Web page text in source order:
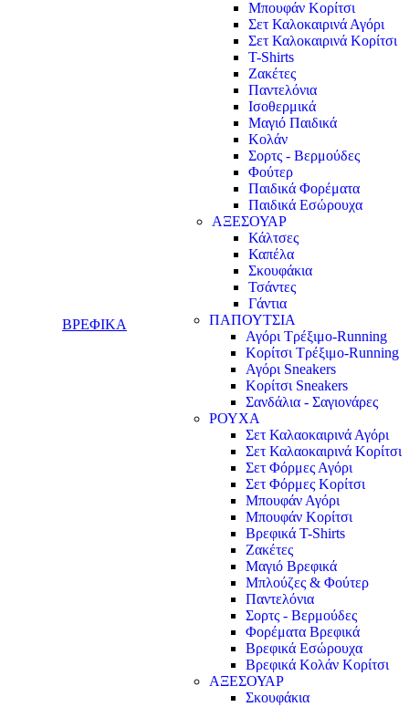
Μπουφάν Κορίτσι
Σετ Καλοκαιρινά Αγόρι
Σετ Καλοκαιρινά Κορίτσι
T-Shirts
Ζακέτες
Παντελόνια
Ισοθερμικά
Μαγιό Παιδικά
Κολάν
Σορτς - Βερμούδες
Φούτερ
Παιδικά Φορέματα
Παιδικά Εσώρουχα
ΑΞΕΣΟΥΑΡ
Κάλτσες
Καπέλα
Σκουφάκια
Τσάντες
Γάντια
ΒΡΕΦΙΚΑ
ΠΑΠΟΥΤΣΙΑ
Αγόρι Τρέξιμο-Running
Κορίτσι Τρέξιμο-Running
Αγόρι Sneakers
Κορίτσι Sneakers
Σανδάλια - Σαγιονάρες
ΡΟΥΧΑ
Σετ Καλαοκαιρινά Αγόρι
Σετ Καλαοκαιρινά Κορίτσι
Σετ Φόρμες Αγόρι
Σετ Φόρμες Κορίτσι
Mπουφάν Αγόρι
Mπουφάν Κορίτσι
Βρεφικά T-Shirts
Ζακέτες
Μαγιό Βρεφικά
Mπλούζες & Φούτερ
Παντελόνια
Σορτς - Βερμούδες
Φορέματα Βρεφικά
Βρεφικά Εσώρουχα
Βρεφικά Κολάν Κορίτσι
ΑΞΕΣΟΥΑΡ
Σκουφάκια